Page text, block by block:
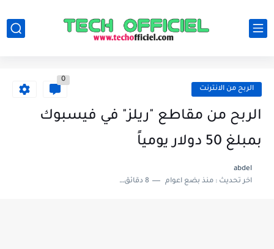
الربح من الانترنت
0
الربح من مقاطع "ريلز" في فيسبوك
بمبلغ 50 دولار يومياً
abdel
اخر تحديث :منذ بضع اعوام 8 دقائق للقراءة